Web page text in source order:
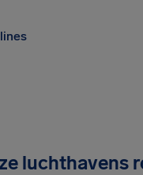
luchthavens